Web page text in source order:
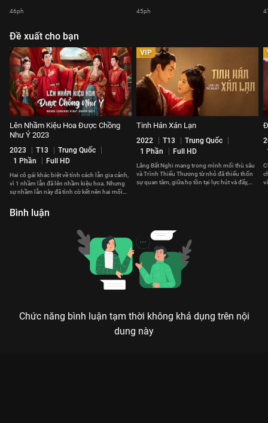
46ph 45ph
Đề xuất cho bạn
Lên Nhầm Kiệu Hoa Được Chồng
Như Ý 2023
2023 T13
Trung Quốc
1 Phần
Full HD
Hai cô gái khác biệt về tính cách lẫn gia cảnh,
vì 1 nhầm lẫn đã lên nhầm kiệu hoa. Nhưng
sự nhầm lẫn này đã tình cờ kết nên hai mối
VIP
Tinh Hán Xán Lạn
2022 T13
Trung Quốc
1 Phần
Full HD
Lăng Bất Nghi mang trong mình mối thù sâu
và Trình Thiếu Thương từ nhỏ đã thiếu thốn
sự quan tâm, giữa họ tồn tại lực hút và đẩy,
Bình luận
Chức năng bình luận tạm thời không khả dụng trên nội
dung này